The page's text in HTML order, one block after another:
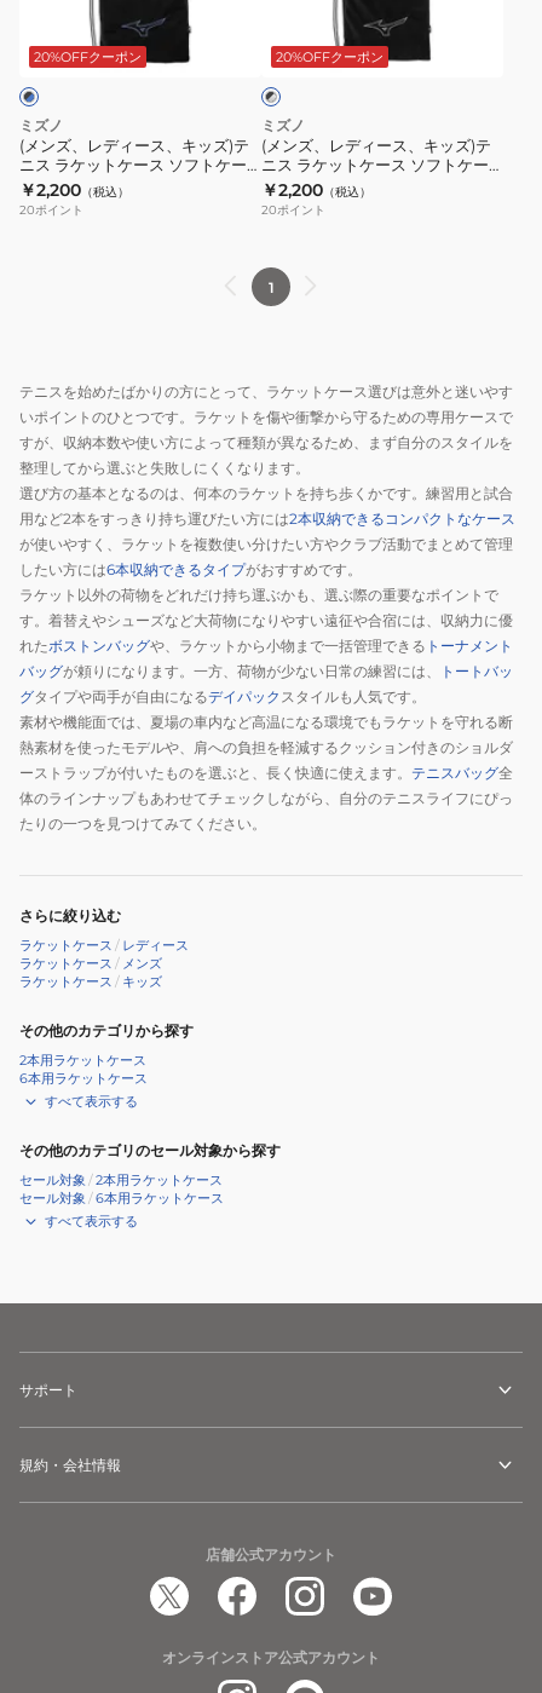
ス
フ
ト
ケ
ー
ス
ッ
バ
ッ
グ
2
本
れ
COR02v
ス、
キ
ッ
ズ)
テ
ニ
ー
ス
ソ
フ
ト
ケ
ー
ス
1
本
入
れ
63JDD52191
20%OFFクーポン
ミズノ
(メンズ、レディース、キッズ)テ
ニス ラケットケース ソフトケー
ス 1本入れ 63JDD52191
￥2,200 （税込）
20ポイント
ス、
キ
ッ
ズ)
テ
ニ
ケ
ー
ス
ソ
フ
ト
ケ
ー
ス
1
本
入
れ
63JDD52190
20%OFFクーポン
ブ
ラ
ッ
ル
バ
ー
ミズノ
(メンズ、レディース、キッズ)テ
ニス ラケットケース ソフトケー
ス 1本入れ 63JDD52190
￥2,200 （税込）
20ポイント
1
テニスを始めたばかりの方にとって、ラケットケース選びは意外と迷いやす
いポイントのひとつです。ラケットを傷や衝撃から守るための専用ケースで
すが、収納本数や使い方によって種類が異なるため、まず自分のスタイルを
整理してから選ぶと失敗しにくくなります。
選び方の基本となるのは、何本のラケットを持ち歩くかです。練習用と試合
用など2本をすっきり持ち運びたい方には2本収納できるコンパクトなケース
が使いやすく、ラケットを複数使い分けたい方やクラブ活動でまとめて管理
したい方には6本収納できるタイプがおすすめです。
ラケット以外の荷物をどれだけ持ち運ぶかも、選ぶ際の重要なポイントで
す。着替えやシューズなど大荷物になりやすい遠征や合宿には、収納力に優
れたボストンバッグや、ラケットから小物まで一括管理できる トーナメント
バッグが頼りになります。一方、荷物が少ない日常の練習には、
トートバッ
グタイプや両手が自由になるデイパック スタイルも人気です。
素材や機能面では、夏場の車内など高温になる環境でもラケットを守れる断
熱素材を使ったモデルや、肩への負担を軽減するクッション付きのショルダ
ーストラップが付いたものを選ぶと、長く快適に使えます。 テニスバッグ全
体のラインナップもあわせてチェックしながら、自分のテニスライフにぴっ
たりの一つを見つけてみてください。
さらに絞り込む
ラケットケース / レディース
ラケットケース / メンズ
ラケットケース / キッズ
その他のカテゴリから探す
2本用ラケットケース
6本用ラケットケース
すべて表示する
その他のカテゴリのセール対象から探す
セール対象 /2本用ラケットケース
セール対象 /6本用ラケットケース
すべて表示する
サポート
規約・会社情報
店舗公式アカウント
オンラインストア公式アカウント